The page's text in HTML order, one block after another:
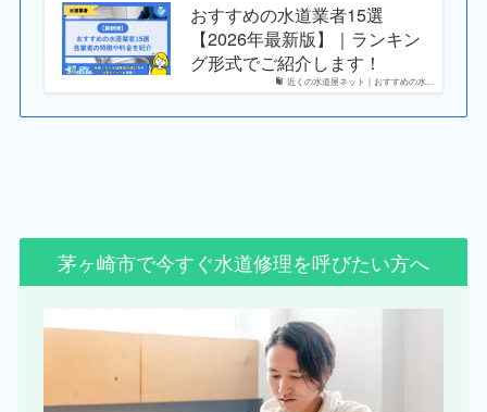
近くの水道屋ネット｜おすすめの水...
おすすめの水道業者15選
【2026年最新版】｜ランキン
グ形式でご紹介します！
茅ヶ崎市で今すぐ水道修理を呼びたい方へ